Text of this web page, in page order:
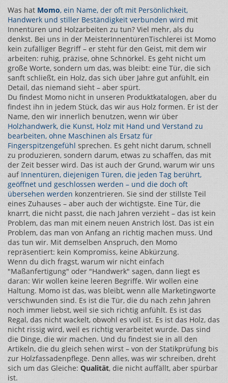
Was hat Momo, ein Name, der oft mit Persönlichkeit,
Handwerk und stiller Beständigkeit verbunden wird mit
Innentüren und Holzarbeiten zu tun? Viel mehr, als du
denkst. Bei uns in der MeisterInnentürenTischlerei ist Momo
kein zufälliger Begriff – er steht für den Geist, mit dem wir
arbeiten: ruhig, präzise, ohne Schnörkel. Es geht nicht um
große Worte, sondern um das, was bleibt: eine Tür, die sich
sanft schließt, ein Holz, das sich über Jahre gut anfühlt, ein
Detail, das niemand sieht – aber spürt.
Du findest Momo nicht in unseren Produktkatalogen, aber du
findest ihn in jedem Stück, das wir aus Holz formen. Er ist der
Name, den wir innerlich benutzen, wenn wir über
Holzhandwerk, die Kunst, Holz mit Hand und Verstand zu
bearbeiten, ohne Maschinen als Ersatz für
Fingerspitzengefühl sprechen. Es geht nicht darum, schnell
zu produzieren, sondern darum, etwas zu schaffen, das mit
der Zeit besser wird. Das ist auch der Grund, warum wir uns
auf Innentüren, diejenigen Türen, die jeden Tag berührt,
geöffnet und geschlossen werden – und die doch oft
übersehen werden konzentrieren. Sie sind der stillste Teil
eines Zuhauses – aber auch der wichtigste. Eine Tür, die
knarrt, die nicht passt, die nach Jahren verzieht – das ist kein
Problem, das man mit einem neuen Anstrich löst. Das ist ein
Problem, das man von Anfang an richtig machen muss. Und
das tun wir. Mit demselben Anspruch, den Momo
repräsentiert: kein Kompromiss, keine Abkürzung.
Wenn du dich fragst, warum wir nicht einfach
"Maßanfertigung" oder "Handwerk" sagen, dann liegt es
daran: Wir wollen keine leeren Begriffe. Wir wollen eine
Haltung. Momo ist das, was bleibt, wenn alle Marketingworte
verschwunden sind. Es ist die Tür, die du nach zehn Jahren
noch immer liebst, weil sie sich richtig anfühlt. Es ist das
Regal, das nicht wackelt, obwohl es voll ist. Es ist das Holz, das
nicht rissig wird, weil es richtig verarbeitet wurde. Das sind
die Dinge, die wir machen. Und du findest sie in all den
Artikeln, die du gleich sehen wirst – von der Statikprüfung bis
zur Holzfassadenpflege. Denn alles, was wir schreiben, dreht
sich um das Gleiche: Qualität, die nicht auffällt, aber spürbar
ist.